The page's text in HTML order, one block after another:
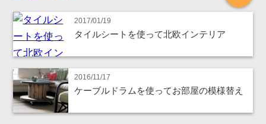
2017/01/19
タイルシートを使って北欧インテリア
2016/11/17
ケーブルドラムを使ってお部屋の模様替え